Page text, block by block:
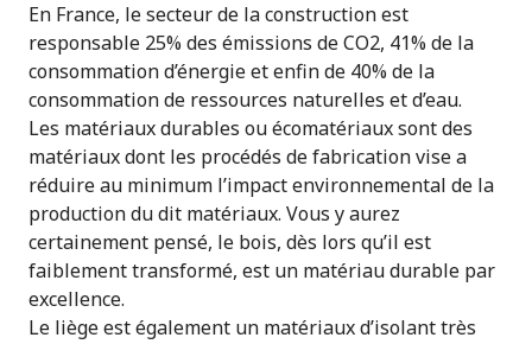
En France, le secteur de la construction est
responsable 25% des émissions de CO2, 41% de la
consommation d’énergie et enfin de 40% de la
consommation de ressources naturelles et d’eau.
Les matériaux durables ou écomatériaux sont des
matériaux dont les procédés de fabrication vise a
réduire au minimum l’impact environnemental de la
production du dit matériaux. Vous y aurez
certainement pensé, le bois, dès lors qu’il est
faiblement transformé, est un matériau durable par
excellence.
Le liège est également un matériaux d’isolant très